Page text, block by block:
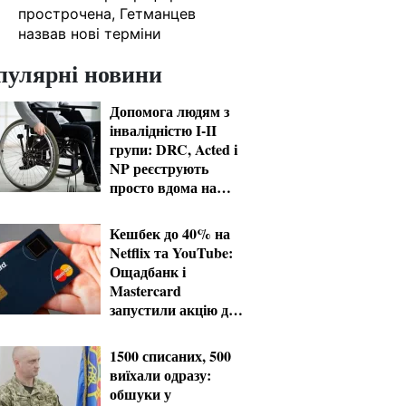
прострочена, Гетманцев
назвав нові терміни
новини
Допомога людям з
інвалідністю I-II
групи: DRC, Acted і
NP реєструють
просто вдома на
Кешбек до 40% на
Netflix та YouTube:
Ощадбанк і
Mastercard
запустили акцію до
1500 списаних, 500
виїхали одразу:
обшуки у